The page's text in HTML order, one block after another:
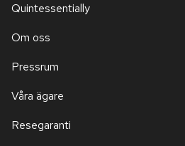
Quintessentially
Om oss
Pressrum
Våra ägare
Resegaranti